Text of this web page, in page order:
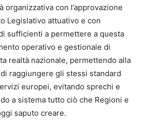
organizzativa con l’approvazione
Legislativo attuativo e con
sufficienti a permettere a questa
operativo e gestionale di
realtà nazionale, permettendo alla
raggiungere gli stessi standard
europei, evitando sprechi e
a sistema tutto ciò che Regioni e
saputo creare.